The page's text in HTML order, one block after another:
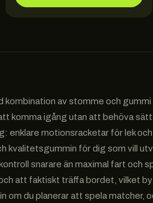
av stomme och gummi
komma igång utan att behöva
enklare motionsracketar för lek
kvalitetsgummin för dig som vill
snarare än maximal fart och
att faktiskt träffa bordet, vilket
om du planerar att spela matcher,